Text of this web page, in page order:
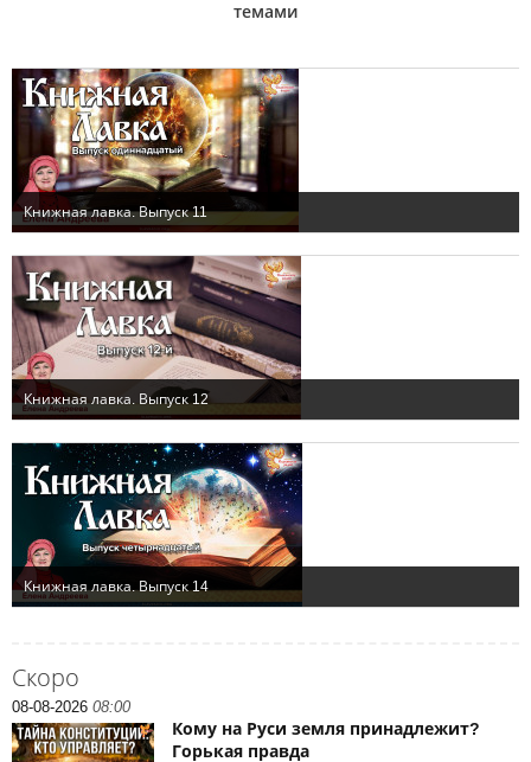
Скоро
08-08-2026 08:00
Кому на Руси земля принадлежит?
Горькая правда
темами